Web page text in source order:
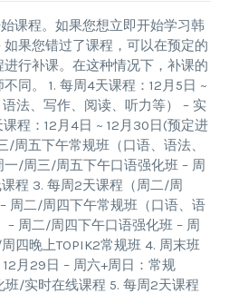
课程。如果您想立即开始学习韩
果您错过了课程，可以在预定的
行补课。在这种情况下，补课的
同。 1. 每周4天课程：12月5日 ~
法、写作、阅读、听力等） – 实
程：12月4日 ~ 12月30日(预定进
周五下午常规班（口语、语法、
/周三/周五下午口语强化班 – 周
程 3. 每周2天课程（周二/周
周二/周四下午常规班（口语、语
– 周二/周四下午口语强化班 – 周
四晚上TOPIK2常规班 4. 周末班
12月29日 – 周六+周日：常规
/实时在线课程 5. 每周2天课程